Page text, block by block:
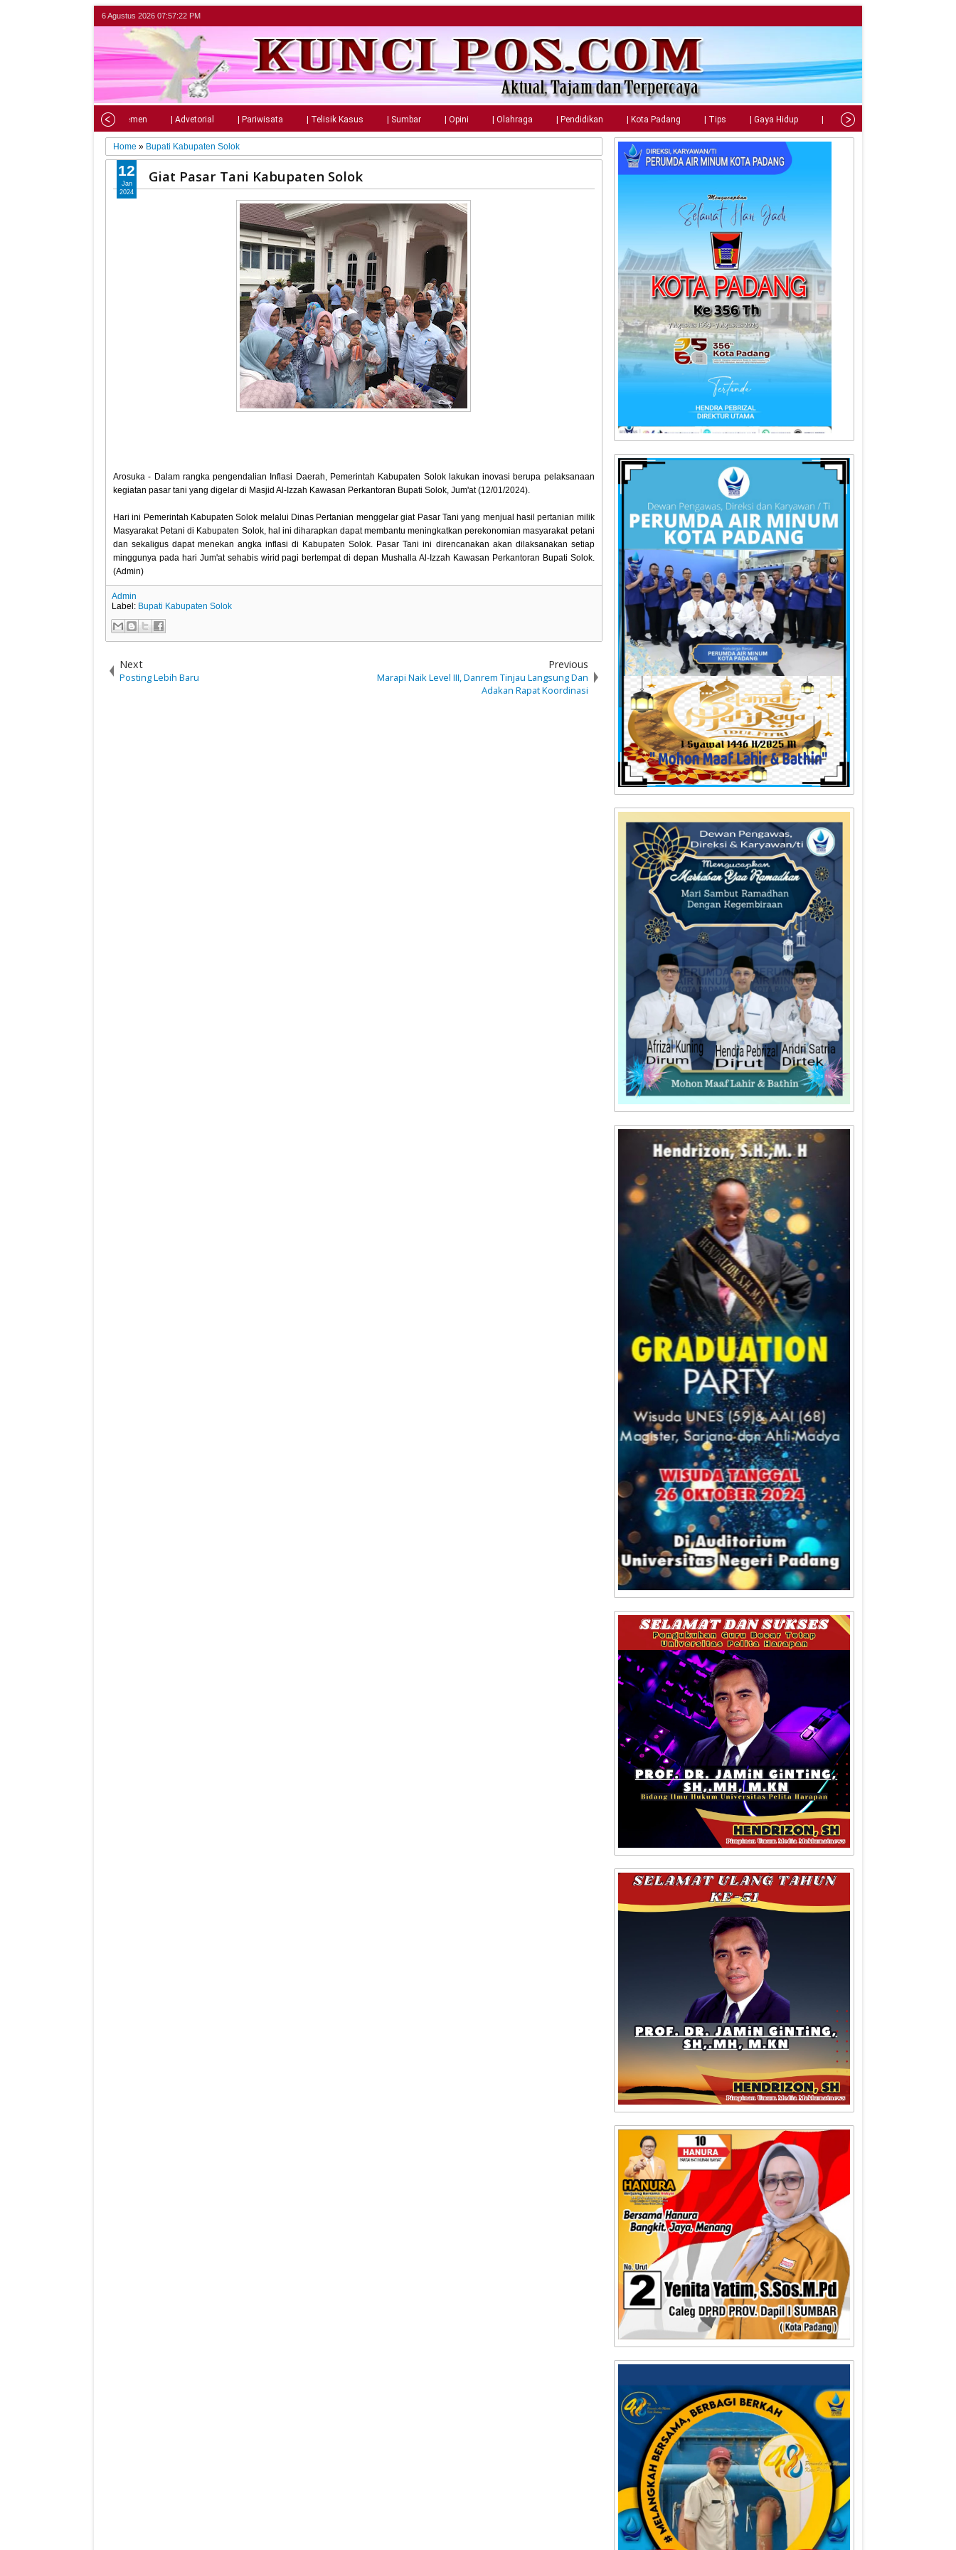
6 Agustus 2026 07:57:24 PM
| Parlemen | Advetorial | Pariwisata | Telisik Kasus | Sumbar | Opini | Olahraga | Pendidikan | Kota Padang | Tips | Gaya Hidup | Teknologi
Home » Bupati Kabupaten Solok
Giat Pasar Tani Kabupaten Solok
Arosuka - Dalam rangka pengendalian Inflasi Daerah, Pemerintah Kabupaten Solok lakukan inovasi berupa pelaksanaan
kegiatan pasar tani yang digelar di Masjid Al-Izzah Kawasan Perkantoran Bupati Solok, Jum'at (12/01/2024).
Hari ini Pemerintah Kabupaten Solok melalui Dinas Pertanian menggelar giat Pasar Tani yang menjual hasil pertanian milik
Masyarakat Petani di Kabupaten Solok, hal ini diharapkan dapat membantu meningkatkan perekonomian masyarakat petani
dan sekaligus dapat menekan angka inflasi di Kabupaten Solok. Pasar Tani ini direncanakan akan dilaksanakan setiap
minggunya pada hari Jum'at sehabis wirid pagi bertempat di depan Mushalla Al-Izzah Kawasan Perkantoran Bupati Solok.
(Admin)
12
Jan
2024
Admin
Label: Bupati Kabupaten Solok
Next
Posting Lebih Baru
Previous
Marapi Naik Level III, Danrem Tinjau Langsung Dan
Adakan Rapat Koordinasi